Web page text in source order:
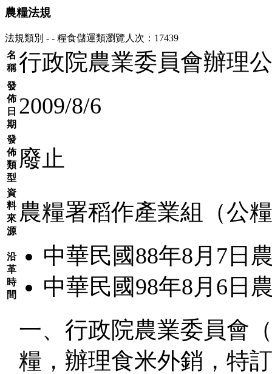
農糧法規
法規類別 - - 糧食儲運類瀏覽人次：17439
名
稱 行政院農業委員會辦理
發
佈
日
期
2009/8/6
發
佈
類
型
廢止
資
料
來
源
農糧署稻作產業組（公
沿
革
時
間
中華民國88年8月7日
中華民國98年8月6日
一、行政院農業委員會
糧，辦理食米外銷，特